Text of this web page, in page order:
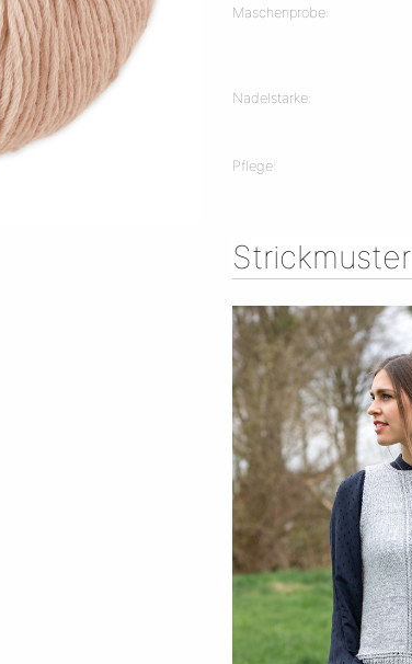
Maschenprobe:
Nadelstärke:
Pflege:
Strickmuster